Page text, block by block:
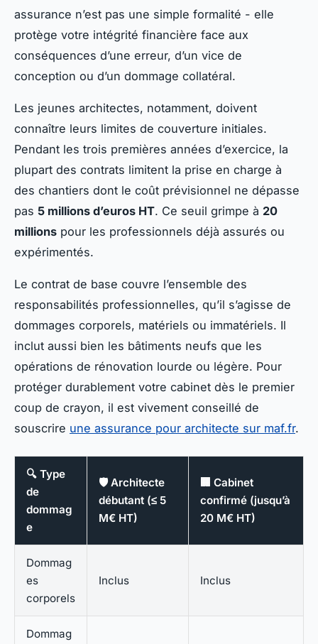
assurance n’est pas une simple formalité - elle
protège votre intégrité financière face aux
conséquences d’une erreur, d’un vice de
conception ou d’un dommage collatéral.
Les jeunes architectes, notamment, doivent
connaître leurs limites de couverture initiales.
Pendant les trois premières années d’exercice, la
plupart des contrats limitent la prise en charge à
des chantiers dont le coût prévisionnel ne dépasse
pas 5 millions d’euros HT. Ce seuil grimpe à 20
millions pour les professionnels déjà assurés ou
expérimentés.
Le contrat de base couvre l’ensemble des
responsabilités professionnelles, qu’il s’agisse de
dommages corporels, matériels ou immatériels. Il
inclut aussi bien les bâtiments neufs que les
opérations de rénovation lourde ou légère. Pour
protéger durablement votre cabinet dès le premier
coup de crayon, il est vivement conseillé de
souscrire une assurance pour architecte sur maf.fr.
🔍 Type
de
dommag
e
🛡️ Architecte
débutant (≤ 5
M€ HT)
🏢 Cabinet
confirmé (jusqu’à
20 M€ HT)
Dommag
es
corporels
Inclus Inclus
Dommag